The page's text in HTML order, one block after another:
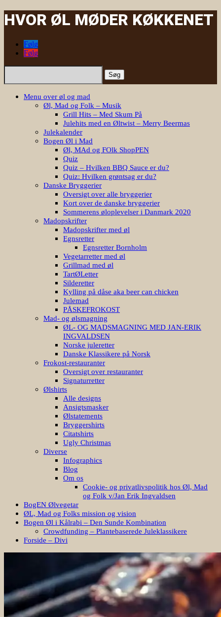
HVOR ØL MØDER KØKKENET
Følg
Følg
Søg
Menu over øl og mad
Øl, Mad og Folk – Musik
Grill Hits – Med Skum På
Julehits med en Øltwist – Merry Beermas
Julekalender
Bogen Øl i Mad
Øl, MAd og FOlk ShopPEN
Quiz
Quiz – Hvilken BBQ Sauce er du?
Quiz: Hvilken grøntsag er du?
Danske Bryggerier
Oversigt over alle bryggerier
Kort over de danske bryggerier
Sommerens øloplevelser i Danmark 2020
Madopskrifter
Madopskrifter med øl
Egnsretter
Egnsretter Bornholm
Vegetarretter med øl
Grillmad med øl
TartØLetter
Silderetter
Kylling på dåse aka beer can chicken
Julemad
PÅSKEFROKOST
Mad- og ølsmagning
ØL- OG MADSMAGNING MED JAN-ERIK
INGVALDSEN
Norske juleretter
Danske Klassikere på Norsk
Frokost-restauranter
Oversigt over restauranter
Signaturretter
Ølshirts
Alle designs
Ansigtsmasker
Ølstatements
Bryggershirts
Citatshirts
Ugly Christmas
Diverse
Infographics
Blog
Om os
Cookie- og privatlivspolitik hos Øl, Mad
og Folk v/Jan Erik Ingvaldsen
BogEN Ølvegetar
ØL, Mad og Folks mission og vision
Bogen Øl i Kålrabi – Den Sunde Kombination
Crowdfunding – Plantebaserede Juleklassikere
Forside – Divi